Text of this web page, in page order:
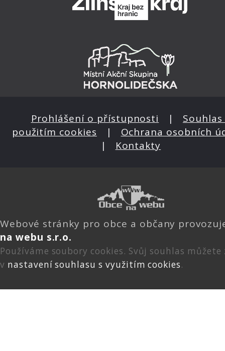
Prohlášení o přístupnosti | Souhlas
použitím cookies | Ochrana osobních
| Kontakty
Webové stránky pro obce a občany
na webu s.r.o.
Používáme soubory cookies. Svůj souhlas
v nastavení souhlasu s využitím cookies.